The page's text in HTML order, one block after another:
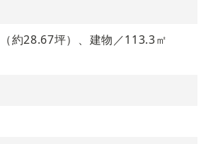
約28.67坪）、建物／113.3㎡